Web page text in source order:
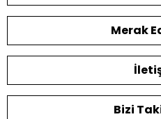
Merak
Bizi